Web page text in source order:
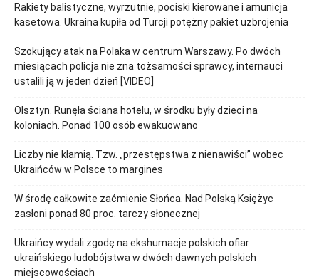
Rakiety balistyczne, wyrzutnie, pociski kierowane i amunicja
kasetowa. Ukraina kupiła od Turcji potężny pakiet uzbrojenia
Szokujący atak na Polaka w centrum Warszawy. Po dwóch
miesiącach policja nie zna tożsamości sprawcy, internauci
ustalili ją w jeden dzień [VIDEO]
Olsztyn. Runęła ściana hotelu, w środku były dzieci na
koloniach. Ponad 100 osób ewakuowano
Liczby nie kłamią. Tzw. „przestępstwa z nienawiści” wobec
Ukraińców w Polsce to margines
W środę całkowite zaćmienie Słońca. Nad Polską Księżyc
zasłoni ponad 80 proc. tarczy słonecznej
Ukraińcy wydali zgodę na ekshumacje polskich ofiar
ukraińskiego ludobójstwa w dwóch dawnych polskich
miejscowościach